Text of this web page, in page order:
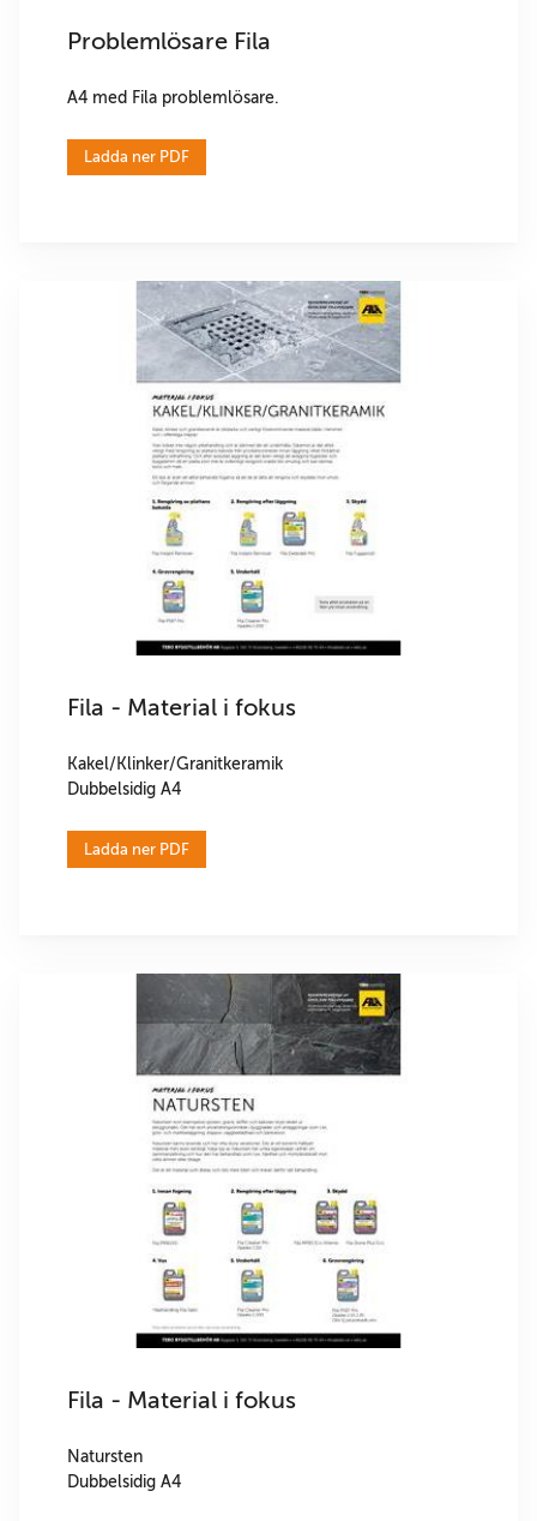
Problemlösare Fila
A4 med Fila problemlösare.
Ladda ner PDF
Fila - Material i fokus
Kakel/Klinker/Granitkeramik
Dubbelsidig A4
Ladda ner PDF
Fila - Material i fokus
Natursten
Dubbelsidig A4